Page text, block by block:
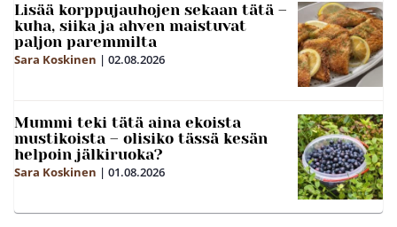
Lisää korppujauhojen sekaan tätä –
kuha, siika ja ahven maistuvat
paljon paremmilta
Sara Koskinen | 02.08.2026
Mummi teki tätä aina ekoista
mustikoista – olisiko tässä kesän
helpoin jälkiruoka?
Sara Koskinen | 01.08.2026